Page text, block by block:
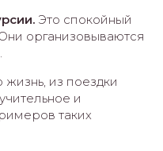
Это спокойный
организовываются
из поездки
и
таких